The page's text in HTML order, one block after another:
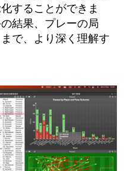
することができま
結果、プレーの局
で、より深く理解す